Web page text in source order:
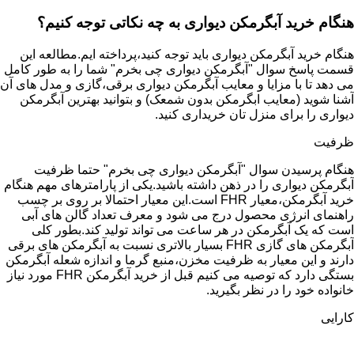
هنگام خرید آبگرمکن دیواری به چه نکاتی توجه کنیم؟
هنگام خرید آبگرمکن دیواری باید توجه کنید،پرداخته ایم.مطالعه این
قسمت پاسخ سوال "آبگرمکن دیواری چی بخرم" شما را به طور کامل
می دهد تا با مزایا و معایب آبگرمکن دیواری برقی،گازی و مدل های آن
آشنا شوید (معایب ابگرمکن بدون شمعک) و بتوانید بهترین آبگرمکن
دیواری را برای منزل تان خریداری کنید.
ظرفیت
هنگام پرسیدن سوال "آبگرمکن دیواری چی بخرم" حتما ظرفیت
آبگرمکن دیواری را در ذهن داشته باشید.یکی از پارامترهای مهم هنگام
خرید آبگرمکن،معیار FHR است.این معیار احتمالا بر روی بر چسب
راهنمای انرژی محصول درج می شود و معرف تعداد گالن های آبی
است که یک آبگرمکن در هر ساعت می تواند تولید کند.بطور کلی
آبگرمکن های گازی FHR بسیار بالاتری نسبت به آبگرمکن های برقی
دارند و این معیار به ظرفیت مخزن،منبع گرما و اندازه شعله آبگرمکن
بستگی دارد که توصیه می کنیم قبل از خرید آبگرمکن FHR مورد نیاز
خانواده خود را در نظر بگیرید.
کارایی